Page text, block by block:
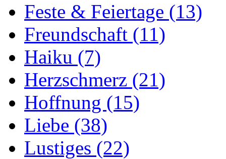
Feste & Feiertage (13)
Freundschaft (11)
Haiku (7)
Herzschmerz (21)
Hoffnung (15)
Liebe (38)
Lustiges (22)